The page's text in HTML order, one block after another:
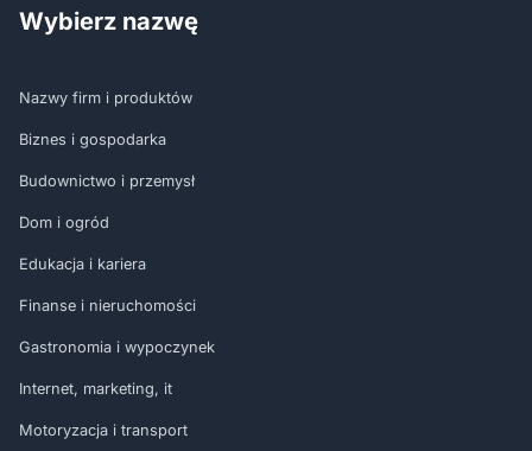
Wybierz nazwę
Nazwy firm i produktów
Biznes i gospodarka
Budownictwo i przemysł
Dom i ogród
Edukacja i kariera
Finanse i nieruchomości
Gastronomia i wypoczynek
Internet, marketing, it
Motoryzacja i transport